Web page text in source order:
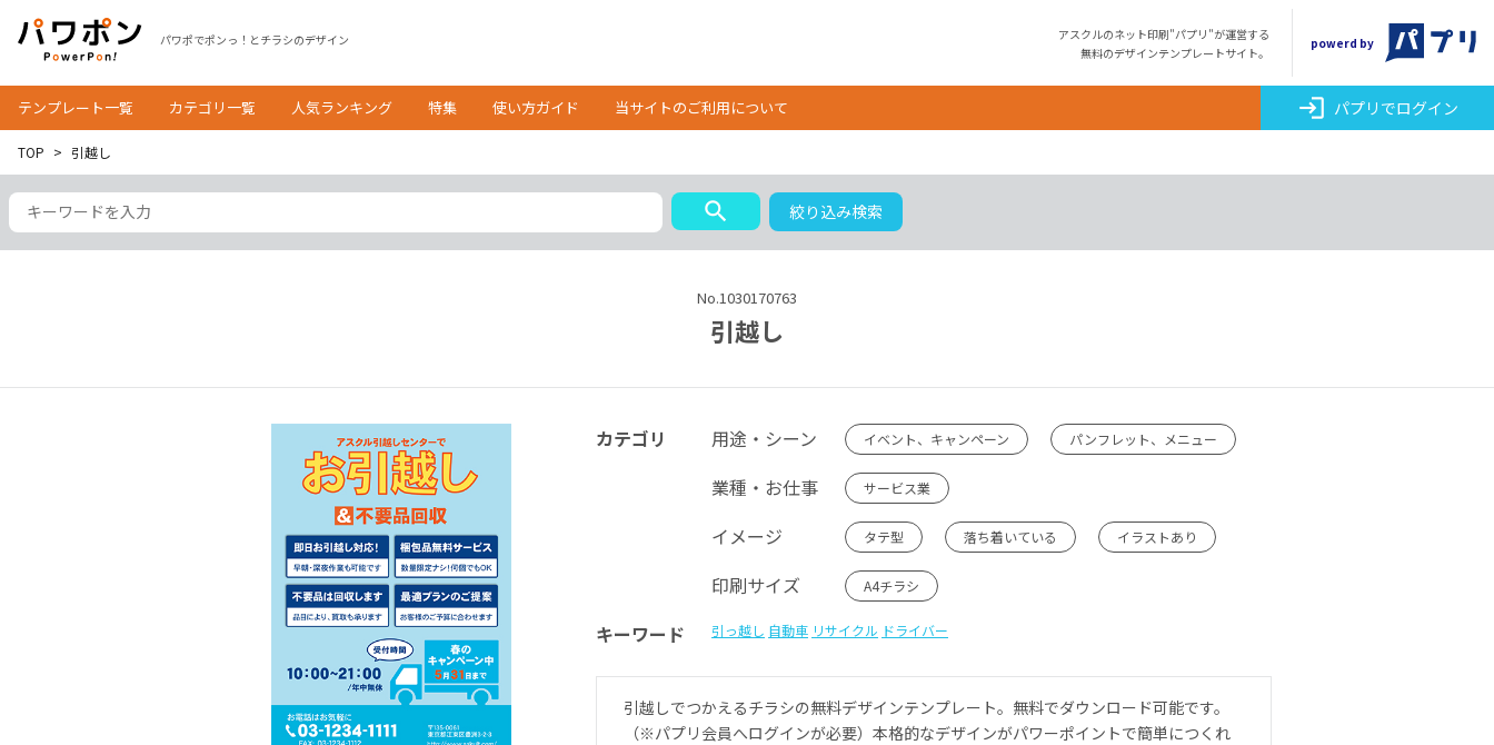
パワポでポンっ！とチラシのデザイン
アスクルのネット印刷"パプリ"が運営する
無料のデザインテンプレートサイト。
powerd by
テンプレート一覧 カテゴリ一覧 人気ランキング 特集 使い方ガイド 当サイトのご利用について login パプリでログイン
TOP 引越し
search 絞り込み検索
No.1030170763
引越し
カテゴリ 用途・シーン イベント、キャンペーン パンフレット、メニュー
業種・お仕事 サービス業
イメージ タテ型 落ち着いている イラストあり
印刷サイズ A4チラシ
キーワード 引っ越し 自動車 リサイクル ドライバー
引越しでつかえるチラシの無料デザインテンプレート。無料でダウンロード可能です。
（※パプリ会員へログインが必要）本格的なデザインがパワーポイントで簡単につくれ